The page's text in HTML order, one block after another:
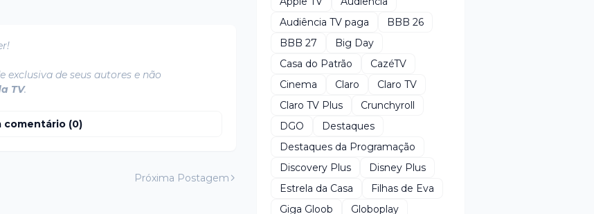
exclusiva de seus autores e não
TV.
comentário (0)
Próxima Postagem
Audiência TV paga
BBB 26
BBB 27
Big Day
Casa do Patrão
CazéTV
Cinema
Claro
Claro TV
Claro TV Plus
Crunchyroll
DGO
Destaques
Destaques da Programação
Discovery Plus
Disney Plus
Estrela da Casa
Filhas de Eva
Giga Gloob
Globoplay